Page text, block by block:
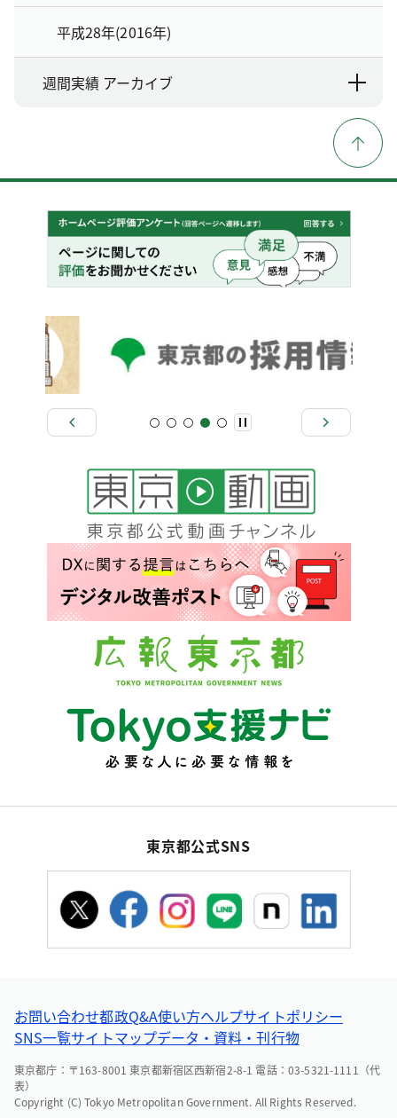
平成28年(2016年)
週間実績 アーカイブ
東京都公式SNS
お問い合わせ都政Q&A使い方ヘルプサイトポリシー
SNS一覧サイトマップデータ・資料・刊行物
東京都庁：〒163-8001 東京都新宿区西新宿2-8-1 電話：03-5321-1111（代
表）
Copyright (C) Tokyo Metropolitan Government. All Rights Reserved.